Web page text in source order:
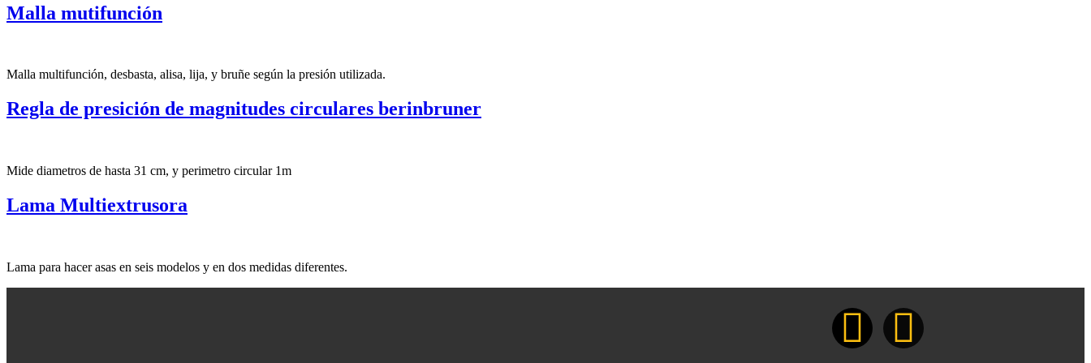
Malla mutifunción
Malla multifunción, desbasta, alisa, lija, y bruñe según la presión utilizada.
Regla de presición de magnitudes circulares berinbruner
Mide diametros de hasta 31 cm, y perimetro circular 1m
Lama Multiextrusora
Lama para hacer asas en seis modelos y en dos medidas diferentes.